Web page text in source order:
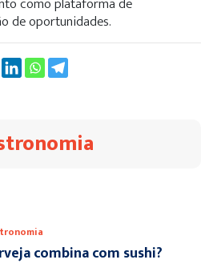
de oportunidades.
combina com sushi?